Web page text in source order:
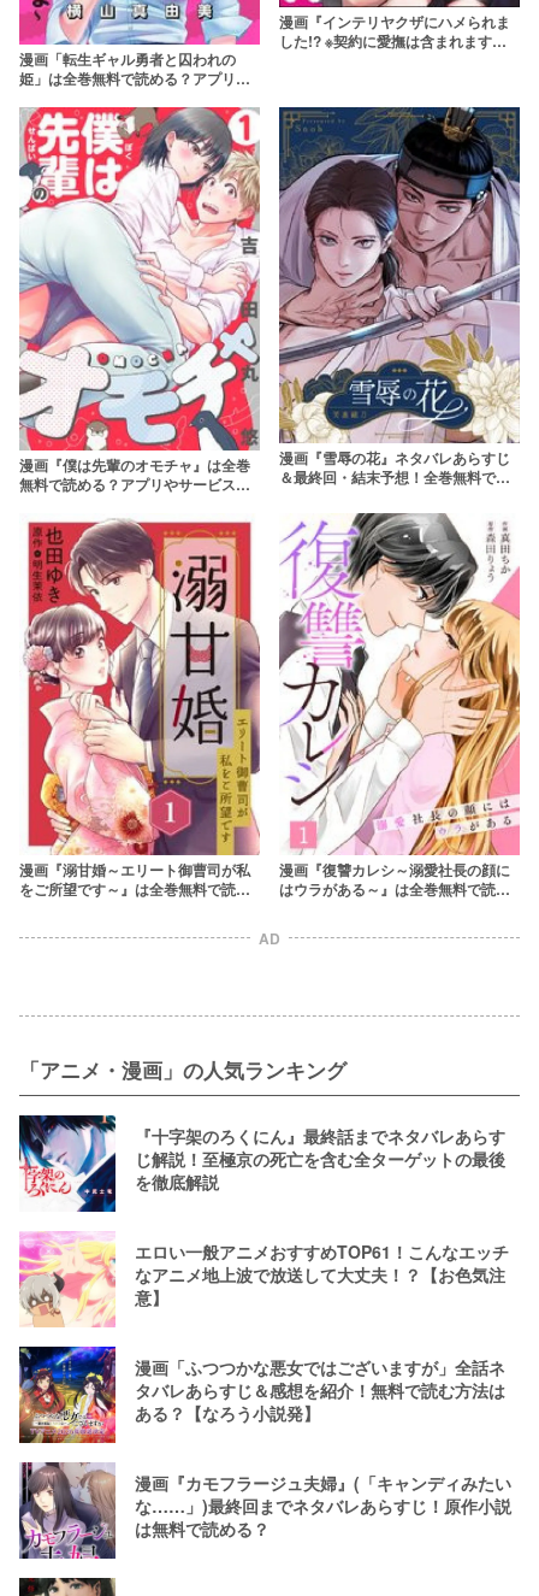
漫画「転生ギャル勇者と囚われの
姫」は全巻無料で読める？アプリや
漫画『インテリヤクザにハメられま
した!? ※契約に愛撫は含まれます』
漫画『僕は先輩のオモチャ』は全巻
無料で読める？アプリやサービスを
漫画『雪辱の花』ネタバレあらすじ
＆最終回・結末予想！全巻無料で読
漫画『溺甘婚～エリート御曹司が私
をご所望です～』は全巻無料で読め
漫画『復讐カレシ～溺愛社長の顔に
はウラがある～』は全巻無料で読め
AD
「アニメ・漫画」の人気ランキング
『十字架のろくにん』最終話までネタバレあらす
じ解説！至極京の死亡を含む全ターゲットの最後
を徹底解説
エロい一般アニメおすすめTOP61！こんなエッチ
なアニメ地上波で放送して大丈夫！？【お色気注
意】
漫画「ふつつかな悪女ではございますが」全話ネ
タバレあらすじ＆感想を紹介！無料で読む方法は
ある？【なろう小説発】
漫画『カモフラージュ夫婦』(「キャンディみたい
な……」)最終回までネタバレあらすじ！原作小説
は無料で読める？